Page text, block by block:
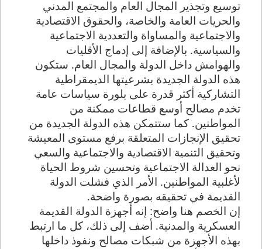
توسيع وتجذير المجال العام والمجتمع المدني
والحريات العامة والخاصة، والحقوق الاقتصادية
والاجتماعية والمساواة والتعددية الاجتماعية
والسياسية. بالإضافة إلى إدماج الأقليات
والهوامش داخل الدولة والمجال العام. ستكون
هذه الدولة الجديدة بشرعيتها الديمقراطية
التشاركية أكثر قدرة على بلورة سياسات عامة
تخدم مصالح أوسع قطاعات ممكنة من
المواطنين. كما ستتمكن هذه الدولة الجديدة من
تحقيق الإنجازات المتعلقة برفع مستوى المعيشة
وتحقيق التنمية الاقتصادية والاجتماعية والسعي
نحو العدالة الاجتماعية وتحسين شروط الحياة
لأغلبية المواطنين. الأمر الذي فشلت الدولة
القديمة في تحقيقه بصورة واضحة.
إن الخصم هنا واضح: إنه أجهزة الدولة القديمة
العسكرية والمدنية. أضف إلى ذلك، كل ما ارتبط
بهذه الأجهزة من شبكات مصالح ونفوذ داخلها